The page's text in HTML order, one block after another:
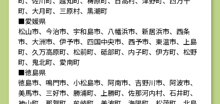
町、大月町、三原村、黒潮町
■愛媛県
松山市、今治市、宇和島市、八幡浜市、新居浜市、西条
市、大洲市、伊予市、四国中央市、西予市、東温市、上島
町、久万高原町、松前町、砥部町、内子町、伊方町、松野
町、鬼北町、愛南町
■徳島県
徳島市、鳴門市、小松島市、阿南市、吉野川市、阿波市、
美馬市、三好市、勝浦町、上勝町、佐那河内村、石井町、